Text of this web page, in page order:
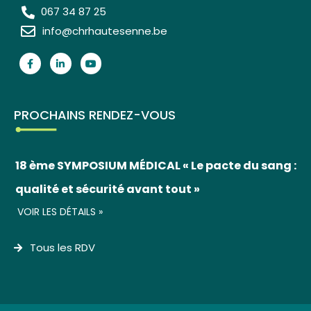
067 34 87 25
info@chrhautesenne.be
PROCHAINS RENDEZ-VOUS
18 ème SYMPOSIUM MÉDICAL « Le pacte du sang :
qualité et sécurité avant tout »
VOIR LES DÉTAILS »
Tous les RDV